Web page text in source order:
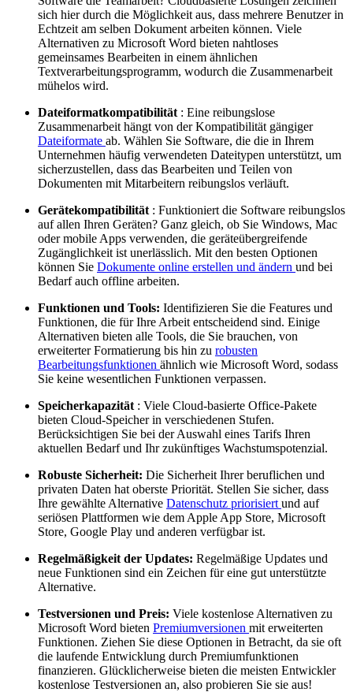
sich hier durch die Möglichkeit aus, dass mehrere Benutzer in
Echtzeit am selben Dokument arbeiten können. Viele
Alternativen zu Microsoft Word bieten nahtloses
gemeinsames Bearbeiten in einem ähnlichen
Textverarbeitungsprogramm, wodurch die Zusammenarbeit
mühelos wird.
Dateiformatkompatibilität : Eine reibungslose
Zusammenarbeit hängt von der Kompatibilität gängiger
Dateiformate ab. Wählen Sie Software, die die in Ihrem
Unternehmen häufig verwendeten Dateitypen unterstützt, um
sicherzustellen, dass das Bearbeiten und Teilen von
Dokumenten mit Mitarbeitern reibungslos verläuft.
Gerätekompatibilität : Funktioniert die Software reibungslos
auf allen Ihren Geräten? Ganz gleich, ob Sie Windows, Mac
oder mobile Apps verwenden, die geräteübergreifende
Zugänglichkeit ist unerlässlich. Mit den besten Optionen
können Sie Dokumente online erstellen und ändern und bei
Bedarf auch offline arbeiten.
Funktionen und Tools: Identifizieren Sie die Features und
Funktionen, die für Ihre Arbeit entscheidend sind. Einige
Alternativen bieten alle Tools, die Sie brauchen, von
erweiterter Formatierung bis hin zu robusten
Bearbeitungsfunktionen ähnlich wie Microsoft Word, sodass
Sie keine wesentlichen Funktionen verpassen.
Speicherkapazität : Viele Cloud-basierte Office-Pakete
bieten Cloud-Speicher in verschiedenen Stufen.
Berücksichtigen Sie bei der Auswahl eines Tarifs Ihren
aktuellen Bedarf und Ihr zukünftiges Wachstumspotenzial.
Robuste Sicherheit: Die Sicherheit Ihrer beruflichen und
privaten Daten hat oberste Priorität. Stellen Sie sicher, dass
Ihre gewählte Alternative Datenschutz priorisiert und auf
seriösen Plattformen wie dem Apple App Store, Microsoft
Store, Google Play und anderen verfügbar ist.
Regelmäßigkeit der Updates: Regelmäßige Updates und
neue Funktionen sind ein Zeichen für eine gut unterstützte
Alternative.
Testversionen und Preis: Viele kostenlose Alternativen zu
Microsoft Word bieten Premiumversionen mit erweiterten
Funktionen. Ziehen Sie diese Optionen in Betracht, da sie oft
die laufende Entwicklung durch Premiumfunktionen
finanzieren. Glücklicherweise bieten die meisten Entwickler
kostenlose Testversionen an, also probieren Sie sie aus!